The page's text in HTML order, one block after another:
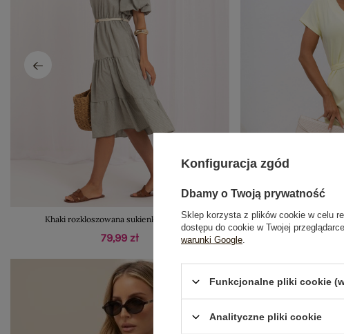
Khaki rozkloszowana sukienka z falbaną
79,99 zł
Jasnożółta midi
Konfiguracja zgód
Dbamy o Twoją prywatność
Sklep korzysta z plików cookie w celu
dostępu do cookie w Twojej
warunki Google
Funkcjonalne pliki cookie
Analityczne pliki cookie